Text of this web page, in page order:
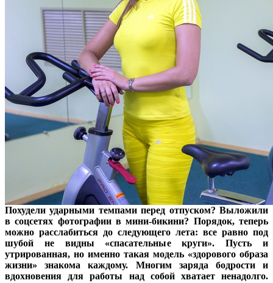
Похудели ударными темпами перед отпуском? Выложили
в соцсетях фотографии в мини-бикини? Порядок, теперь
можно расслабиться до следующего лета: все равно под
шубой не видны «спасательные круги». Пусть и
утрированная, но именно такая модель «здорового образа
жизни» знакома каждому. Многим заряда бодрости и
вдохновения для работы над собой хватает ненадолго.